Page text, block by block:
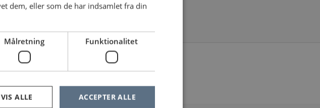
andet eller fjern nogle af dine filtre
24 »
dem, eller som de har indsamlet fra din
Målretning Funktionalitet
ACCEPTER ALLE
ALLE